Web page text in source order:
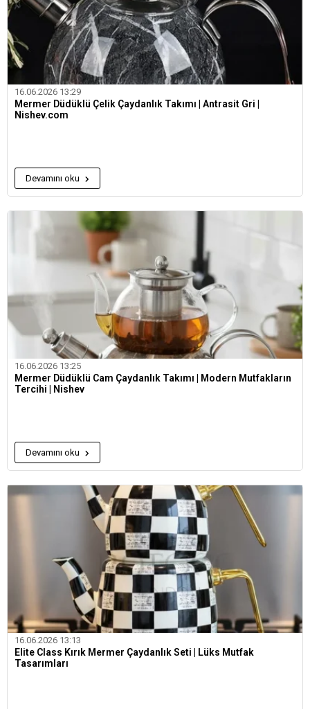
16.06.2026 13:29
Mermer Düdüklü Çelik Çaydanlık Takımı | Antrasit Gri |
Nishev.com
Devamını oku
16.06.2026 13:25
Mermer Düdüklü Cam Çaydanlık Takımı | Modern Mutfakların
Tercihi | Nishev
Devamını oku
16.06.2026 13:13
Elite Class Kırık Mermer Çaydanlık Seti | Lüks Mutfak
Tasarımları